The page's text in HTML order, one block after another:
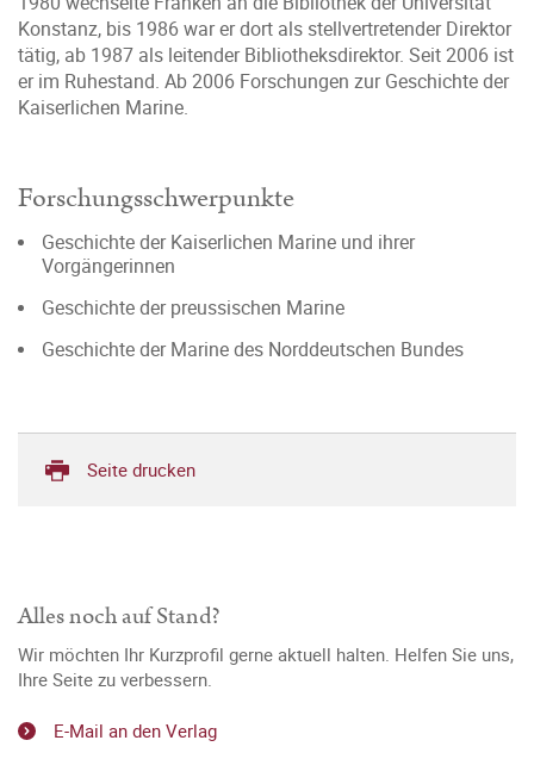
Konstanz, bis 1986 war er dort als stellvertretender Direktor
tätig, ab 1987 als leitender Bibliotheksdirektor. Seit 2006 ist
er im Ruhestand. Ab 2006 Forschungen zur Geschichte der
Kaiserlichen Marine.
Forschungsschwerpunkte
Geschichte der Kaiserlichen Marine und ihrer
Vorgängerinnen
Geschichte der preussischen Marine
Geschichte der Marine des Norddeutschen Bundes
Seite drucken
Alles noch auf Stand?
Wir möchten Ihr Kurzprofil gerne aktuell halten. Helfen Sie uns,
Ihre Seite zu verbessern.
E-Mail an den Verlag